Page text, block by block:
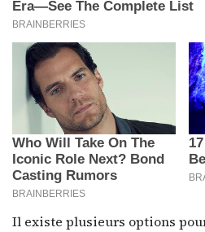
Il existe plusieurs options